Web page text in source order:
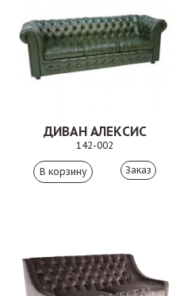
ДИВАН АЛЕКСИС
142-002
Заказ